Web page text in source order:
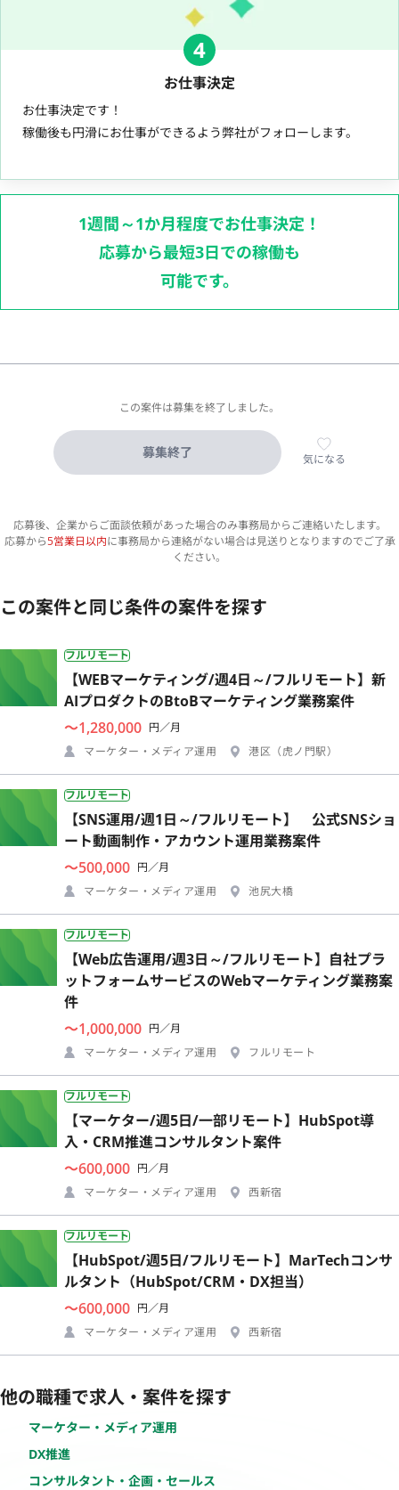
4
お仕事決定
お仕事決定です！
稼働後も円滑にお仕事ができるよう弊社がフォローします。
1週間～1か月程度でお仕事決定！
応募から最短3日での稼働も
可能です。
この案件は募集を終了しました。
募集終了 気になる
応募後、企業からご面談依頼があった場合のみ事務局からご連絡いたします。
応募から5営業日以内に事務局から連絡がない場合は見送りとなりますのでご了承
ください。
この案件と同じ条件の案件を探す
フルリモート
【WEBマーケティング/週4日～/フルリモート】新
AIプロダクトのBtoBマーケティング業務案件
〜1,280,000 円／月
マーケター・メディア運用
港区（虎ノ門駅）
フルリモート
【SNS運用/週1日～/フルリモート】 公式SNSショ
ート動画制作・アカウント運用業務案件
〜500,000 円／月
マーケター・メディア運用
池尻大橋
フルリモート
【Web広告運用/週3日～/フルリモート】自社プラ
ットフォームサービスのWebマーケティング業務案
件
〜1,000,000 円／月
マーケター・メディア運用
フルリモート
フルリモート
【マーケター/週5日/一部リモート】HubSpot導
入・CRM推進コンサルタント案件
〜600,000 円／月
マーケター・メディア運用
西新宿
フルリモート
【HubSpot/週5日/フルリモート】MarTechコンサ
ルタント（HubSpot/CRM・DX担当）
〜600,000 円／月
マーケター・メディア運用
西新宿
他の職種で求人・案件を探す
マーケター・メディア運用
DX推進
コンサルタント・企画・セールス